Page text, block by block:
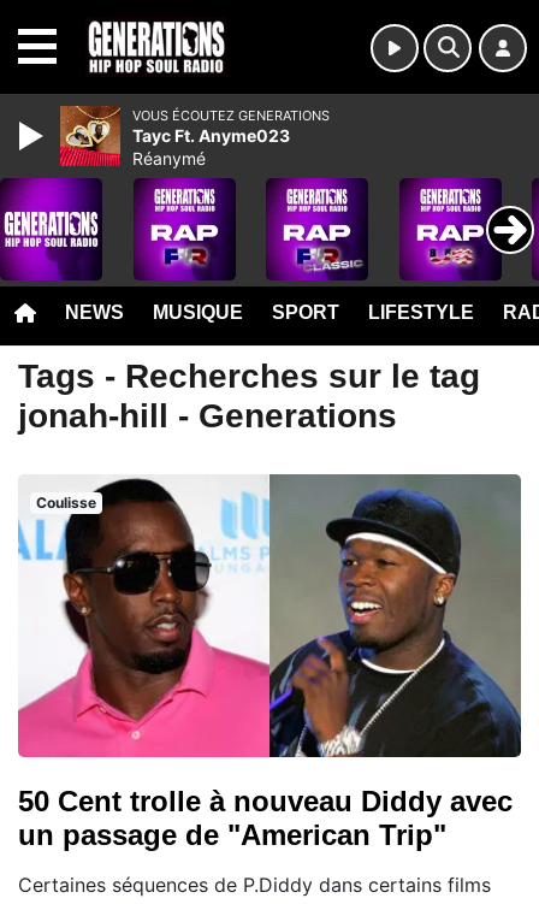
NEWS MUSIQUE SPORT LIFESTYLE
Tags - Recherches sur le tag
jonah-hill - Generations
Coulisse
50 Cent trolle à nouveau Diddy avec
un passage de "American Trip"
Certaines séquences de P.Diddy dans certains films
VOUS ÉCOUTEZ GENERATIONS
Tayc Ft. Anyme023
Réanymé